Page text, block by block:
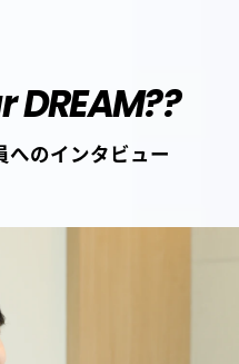
へのインタビュー